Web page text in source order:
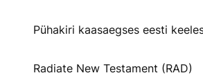
Pühakiri kaasaegses eesti
Radiate New Testament (RAD)